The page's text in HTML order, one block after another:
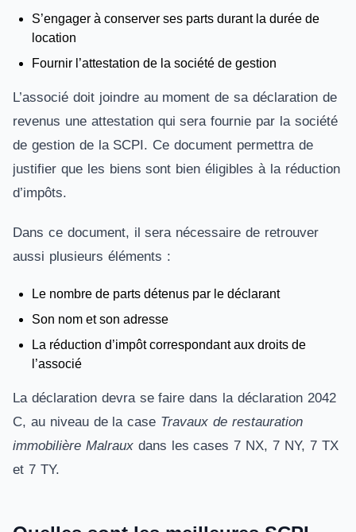
S’engager à conserver ses parts durant la durée de
location
Fournir l’attestation de la société de gestion
L’associé doit joindre au moment de sa déclaration de
revenus une attestation qui sera fournie par la société
de gestion de la SCPI. Ce document permettra de
justifier que les biens sont bien éligibles à la réduction
d’impôts.
Dans ce document, il sera nécessaire de retrouver
aussi plusieurs éléments :
Le nombre de parts détenus par le déclarant
Son nom et son adresse
La réduction d’impôt correspondant aux droits de
l’associé
La déclaration devra se faire dans la déclaration 2042
C, au niveau de la case Travaux de restauration
immobilière Malrauxdans les cases 7 NX, 7 NY, 7 TX
et 7 TY.